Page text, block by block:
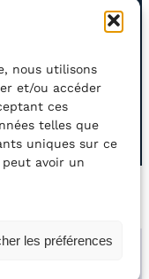
nous utilisons
et/ou accéder
ces
telles que
uniques sur ce
avoir un
les préférences